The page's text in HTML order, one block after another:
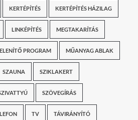
KERTÉPÍTÉS KERTÉPÍTÉS HÁZILAG
LINKÉPÍTÉS MEGTAKARÍTÁS
PROGRAM MŰANYAG ABLAK
SZAUNA SZIKLAKERT
SZÖVEGÍRÁS
TV TÁVIRÁNYÍTÓ